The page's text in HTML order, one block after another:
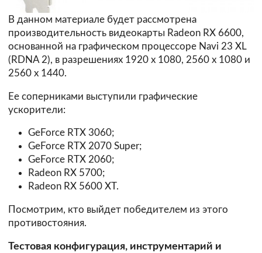
В данном материале будет рассмотрена
производительность видеокарты Radeon RX 6600,
основанной на графическом процессоре Navi 23 XL
(RDNA 2), в разрешениях 1920 х 1080, 2560 х 1080 и
2560 х 1440.
Ее соперниками выступили графические
ускорители:
GeForce RTX 3060;
GeForce RTX 2070 Super;
GeForce RTX 2060;
Radeon RX 5700;
Radeon RX 5600 XT.
Посмотрим, кто выйдет победителем из этого
противостояния.
Тестовая конфигурация, инструментарий и